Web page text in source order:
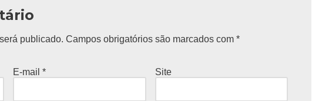
publicado. Campos obrigatórios são marcados com *
E-mail* Site